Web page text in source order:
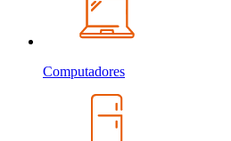
Computadores